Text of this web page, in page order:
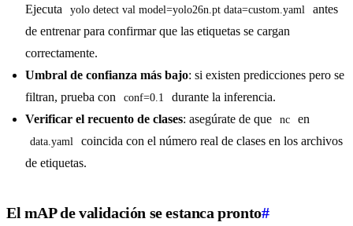
Ejecuta
yolo detect val model=yolo26n.pt data=custom.yaml
antes
de entrenar para confirmar que las etiquetas se cargan
correctamente.
Umbral de confianza más bajo: si existen predicciones pero se
filtran, prueba con
conf=0.1
durante la inferencia.
Verificar el recuento de clases: asegúrate de que nc en
data.yaml
coincida con el número real de clases en los archivos
de etiquetas.
El mAP de validación se estanca pronto#